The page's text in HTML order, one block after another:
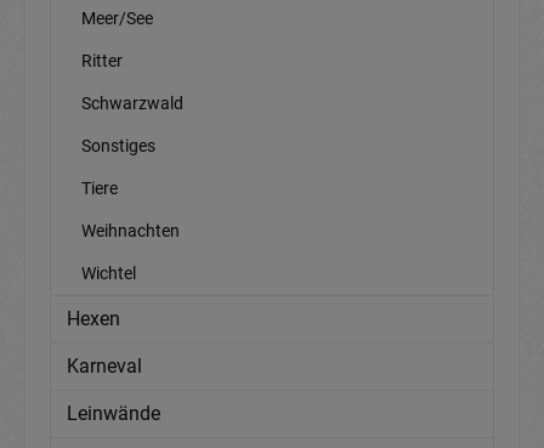
Meer/See
Ritter
Schwarzwald
Sonstiges
Tiere
Weihnachten
Wichtel
Hexen
Karneval
Leinwände